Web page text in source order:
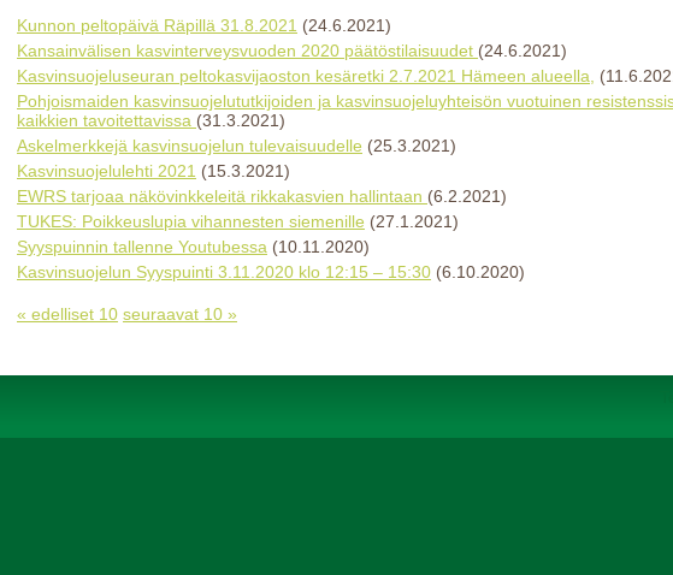
Kunnon peltopäivä Räpillä 31.8.2021 (24.6.2021)
Kansainvälisen kasvinterveysvuoden 2020 päätöstilaisuudet (24.6.2021)
Kasvinsuojeluseuran peltokasvijaoston kesäretki 2.7.2021 Hämeen alueella,
Pohjoismaiden kasvinsuojelututkijoiden ja kasvinsuojeluyhteisön vuotuinen
kaikkien tavoitettavissa (31.3.2021)
Askelmerkkejä kasvinsuojelun tulevaisuudelle (25.3.2021)
Kasvinsuojelulehti 2021 (15.3.2021)
EWRS tarjoaa näkövinkkeleitä rikkakasvien hallintaan (6.2.2021)
TUKES: Poikkeuslupia vihannesten siemenille (27.1.2021)
Syyspuinnin tallenne Youtubessa (10.11.2020)
Kasvinsuojelun Syyspuinti 3.11.2020 klo 12:15 – 15:30 (6.10.2020)
« edelliset 10 seuraavat 10 »